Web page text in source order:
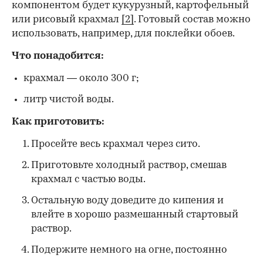
компонентом будет кукурузный, картофельный
или рисовый крахмал
[2] . Готовый состав можно
использовать, например, для поклейки обоев.
Что понадобится:
крахмал — около 300 г;
литр чистой воды.
Как приготовить:
Просейте весь крахмал через сито.
Приготовьте холодный раствор, смешав
крахмал с частью воды.
Остальную воду доведите до кипения и
влейте в хорошо размешанный стартовый
раствор.
Подержите немного на огне, постоянно